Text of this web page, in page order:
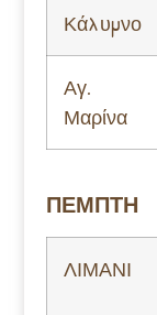
Κάλυμνο
Αγ.
Μαρίνα
ΠΕΜΠΤΗ
ΛΙΜΑΝΙ